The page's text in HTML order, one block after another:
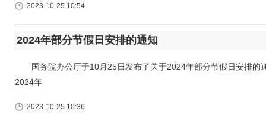
2023-10-25 10:54
2024年部分节假日安排的通知
国务院办公厅于10月25日发布了关于2024年部分节假日安排的
2024年
2023-10-25 10:36